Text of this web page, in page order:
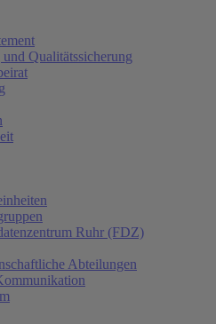
Qualitätssicherung
Ruhr (FDZ)
Abteilungen